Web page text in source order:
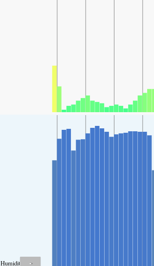
Humidité -